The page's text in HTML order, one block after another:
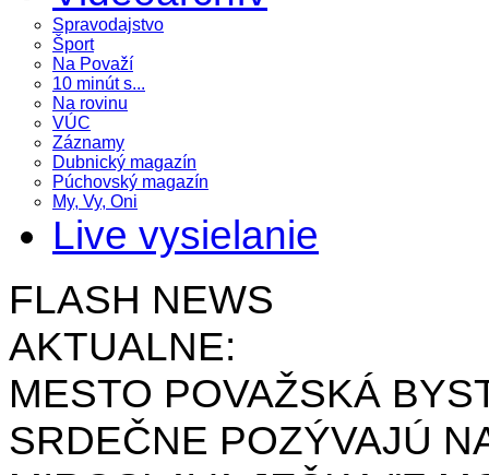
Spravodajstvo
Šport
Na Považí
10 minút s...
Na rovinu
VÚC
Záznamy
Dubnický magazín
Púchovský magazín
My, Vy, Oni
Live vysielanie
FLASH NEWS
AKTUALNE:
MESTO POVAŽSKÁ
SRDEČNE POZÝVAJÚ